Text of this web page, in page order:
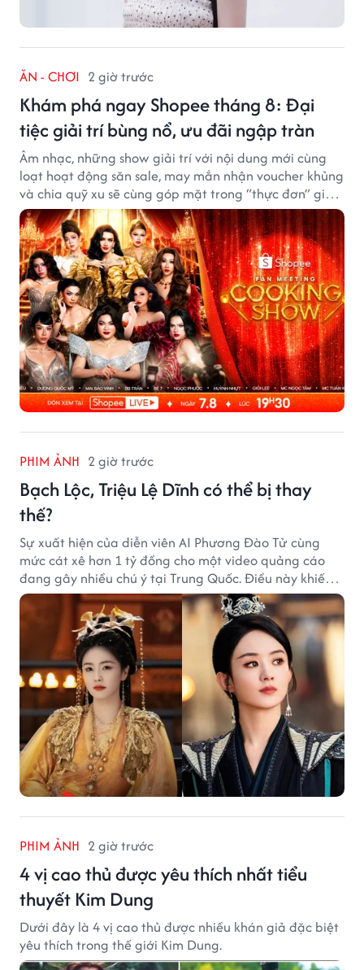
ĂN - CHƠI 2 giờ trước
Khám phá ngay Shopee tháng 8: Đại
tiệc giải trí bùng nổ, ưu đãi ngập tràn
Âm nhạc, những show giải trí với nội dung mới cùng
loạt hoạt động săn sale, may mắn nhận voucher khủng
và chia quỹ xu sẽ cùng góp mặt trong “thực đơn” giải
trí cuối tuần trên Shopee, diễn ra liên tiếp vào ngày
7/8 và 8/8.
PHIM ẢNH 2 giờ trước
Bạch Lộc, Triệu Lệ Dĩnh có thể bị thay
thế?
Sự xuất hiện của diễn viên AI Phương Đào Tử cùng
mức cát xê hơn 1 tỷ đồng cho một video quảng cáo
đang gây nhiều chú ý tại Trung Quốc. Điều này khiến
không ít người đặt câu hỏi liệu những ngôi sao hàng
đầu như Bạch Lộc, Triệu Lệ Dĩnh có thể bị thay thế
trong tương lai.
PHIM ẢNH 2 giờ trước
4 vị cao thủ được yêu thích nhất tiểu
thuyết Kim Dung
Dưới đây là 4 vị cao thủ được nhiều khán giả đặc biệt
yêu thích trong thế giới Kim Dung.